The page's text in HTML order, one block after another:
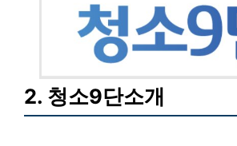
2. 청소9단소개